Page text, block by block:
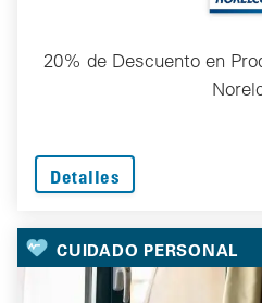
20% de Descuento en
Detalles
CUIDADO PERSONAL